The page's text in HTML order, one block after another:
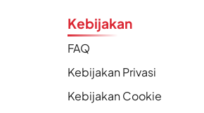
Kebijakan
FAQ
Kebijakan Privasi
Kebijakan Cookie